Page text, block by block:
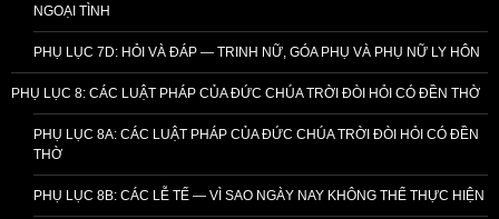
NGOẠI TÌNH
PHỤ LỤC 7D: HỎI VÀ ĐÁP — TRINH NỮ, GÓA PHỤ VÀ PHỤ NỮ LY HÔN
PHỤ LỤC 8: CÁC LUẬT PHÁP CỦA ĐỨC CHÚA TRỜI ĐÒI HỎI CÓ ĐỀN THỜ
PHỤ LỤC 8A: CÁC LUẬT PHÁP CỦA ĐỨC CHÚA TRỜI ĐÒI HỎI CÓ ĐỀN
THỜ
PHỤ LỤC 8B: CÁC LỄ TẾ — VÌ SAO NGÀY NAY KHÔNG THỂ THỰC HIỆN